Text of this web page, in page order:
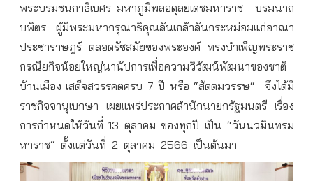
พระบรมชนกาธิเบศร มหาภูมิพลอดุลยเดชมหาราช
บรมนาถ
บพิตร
ผู้มีพระมหากรุณาธิคุณล้นเกล้าล้นกระหม่อมแก่อาณา
ประชาราษฎร์ ตลอดรัชสมัยของพระองค์ ทรงบำเพ็ญพระราช
กรณียกิจน้อยใหญ่นานัปการเพื่อความวิวัฒน์พัฒนาของชาติ
บ้านเมือง เสด็จสวรรคตครบ 7ปี หรือ “สัตตมวรรษ“
จึงได้มี
ราชกิจจานุเบกษา เผยแพร่ประกาศสำนักนายกรัฐมนตรี เรื่อง
การกำหนดให้วันที่ 13 ตุลาคม ของทุกปี เป็น “วันนวมินทรม
หาราช“ ตั้งแต่วันที่ 2 ตุลาคม 2566 เป็นต้นมา